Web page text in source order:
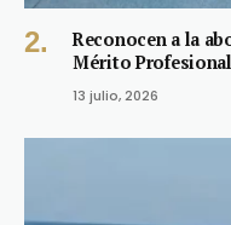
Reconocen a la
Mérito Profesional
13 julio, 2026